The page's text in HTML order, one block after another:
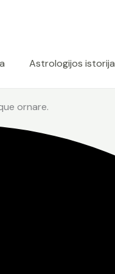
Astrologijos istorija
ornare.